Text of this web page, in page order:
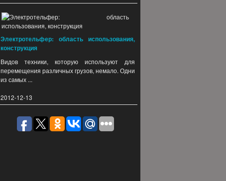
Электротельфер: область использования,
конструкция
Видов техники, которую используют для
перемещения различных грузов, немало. Одни
из самых ...
2012-12-13